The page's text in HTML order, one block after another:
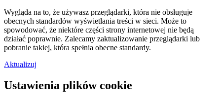
Wygląda na to, że używasz przeglądarki, która nie obsługuje
obecnych standardów wyświetlania treści w sieci. Może to
spowodować, że niektóre części strony internetowej nie będą
działać poprawnie. Zalecamy zaktualizowanie przeglądarki lub
pobranie takiej, która spełnia obecne standardy.
Aktualizuj
Ustawienia plików cookie